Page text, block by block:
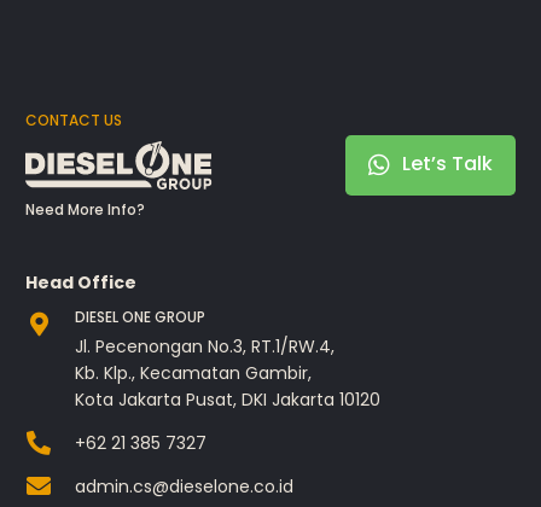
CONTACT US
Need More Info?
Let’s Talk
Head Office
DIESEL ONE GROUP
Jl. Pecenongan No.3, RT.1/RW.4,
Kb. Klp., Kecamatan Gambir,
Kota Jakarta Pusat, DKI Jakarta 10120
+62 21 385 7327
admin.cs@dieselone.co.id